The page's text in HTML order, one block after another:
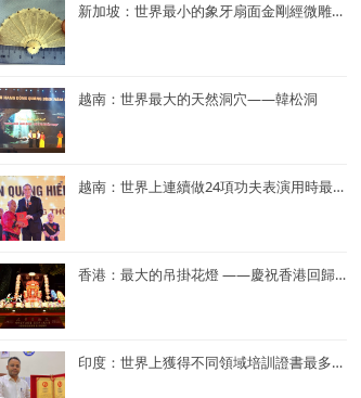
新加坡：世界最小的象牙扇面金剛經微雕——董重慶收藏的象牙扇面金剛經微雕
越南：世界最大的天然洞穴——韓松洞
越南：世界上連續做24項功夫表演用時最短——NGUYEN QUANG HIEN
香港：最大的吊掛花燈 ——慶祝香港回歸25周年花燈
印度：世界上獲得不同領域培訓證書最多——Dr. Navneet Kumar